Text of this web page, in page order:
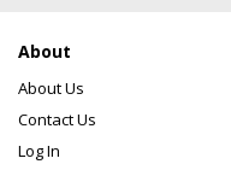
About
About Us
Contact Us
Log In